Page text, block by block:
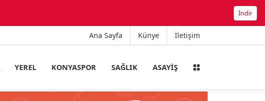
İndir
Ana Sayfa Künye İletişim
YEREL KONYASPOR SAĞLIK ASAYIŞ